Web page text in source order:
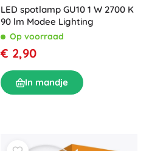
LED spotlamp GU10 1 W 2700 K
90 lm Modee Lighting
Op voorraad
€ 2,90
In mandje